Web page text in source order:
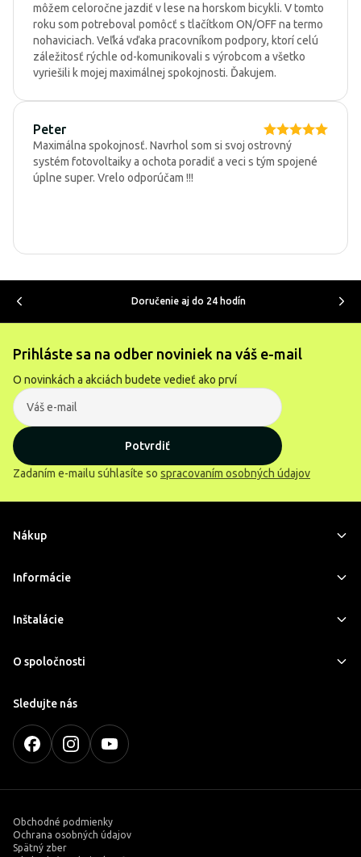
môžem celoročne jazdiť v lese na horskom bicykli. V tomto
roku som potreboval pomôcť s tlačítkom ON/OFF na termo
nohaviciach. Veľká vďaka pracovníkom podpory, ktorí celú
záležitosť rýchle od-komunikovali s výrobcom a všetko
vyriešili k mojej maximálnej spokojnosti. Ďakujem.
Peter
Maximálna spokojnosť. Navrhol som si svoj ostrovný
systém fotovoltaiky a ochota poradiť a veci s tým spojené
úplne super. Vrelo odporúčam !!!
Doručenie aj do 24 hodín
Prihláste sa na odber noviniek na váš e-mail
O novinkách a akciách budete vedieť ako prví
Potvrdiť
Zadaním e-mailu súhlasíte so spracovaním osobných údajov
Nákup
Informácie
Inštalácie
O spoločnosti
Sledujte nás
Obchodné podmienky
Ochrana osobných údajov
Spätný zber